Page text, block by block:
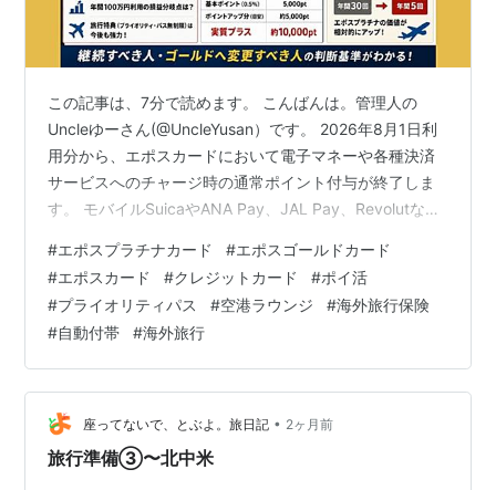
この記事は、7分で読めます。 こんばんは。管理人の
Uncleゆーさん(@UncleYusan）です。 2026年8月1日利
用分から、エポスカードにおいて電子マネーや各種決済
サービスへのチャージ時の通常ポイント付与が終了しま
す。 モバイルSuicaやANA Pay、JAL Pay、Revolutなど
いた方にとっては、かなりインパクトの大きい変更で
す。 一方で、SNSでは「エポスプラチナはもう解約すべ
き？」「年間100万円利用でも持つ価値はあるの？」とい
った声も多く見られます。 しかし今回の改定は、利用ス
タイルによって評価が大きく変わります。 特に…
#エポスプラチナカード #エポスゴールドカード
#エポスカード #クレジットカード #ポイ活
#プライオリティパス #空港ラウンジ #海外旅行保険
#自動付帯 #海外旅行
座ってないで、とぶよ。旅日記 • 2ヶ月前
旅行準備③〜北中米